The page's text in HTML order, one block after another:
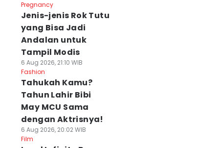
Pregnancy
Jenis-jenis Rok Tutu
yang Bisa Jadi
Andalan untuk
Tampil Modis
6 Aug 2026, 21:10 WIB
Fashion
Tahukah Kamu?
Tahun Lahir Bibi
May MCU Sama
dengan Aktrisnya!
6 Aug 2026, 20:02 WIB
Film